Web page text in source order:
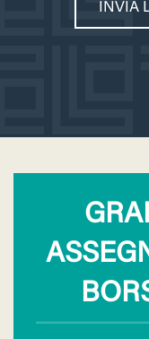
INVIA